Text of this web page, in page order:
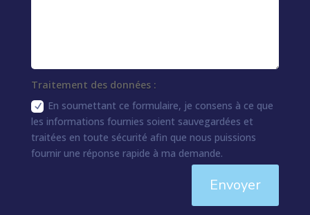
Traitement des données :
En soumettant ce formulaire, je consens à ce que
les informations fournies soient sauvegardées et
traitées en toute sécurité afin que nous puissions
fournir une réponse rapide à ma demande.
Envoyer